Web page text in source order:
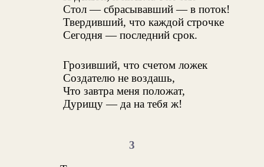
Стол — сбрасывавший — в поток!
Твердивший, что каждой строчке
Сегодня — последний срок.
Грозивший, что счетом ложек
Создателю не воздашь,
Что завтра меня положат,
Дурищу — да на тебя ж!
3